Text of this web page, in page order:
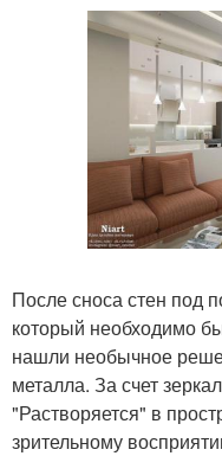
После сноса стен под
который необходимо
нашли необычное
металла. За счет
"Растворяется" в
зрительному